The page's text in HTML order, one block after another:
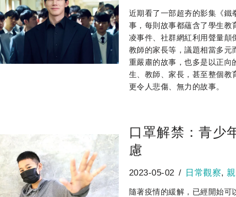
近期看了一部超夯的影集《鐵
事，每則故事都蘊含了學生教
凌事件、社群網紅利用聲量顛
教師的家長等，議題相當多元
重嚴肅的故事，也多是以正向
生、教師、家長，甚至整個教
更令人悲傷、無力的故事。
口罩解禁：青少
慮
2023-05-02 日常觀察,
隨著疫情的緩解，已經開始可